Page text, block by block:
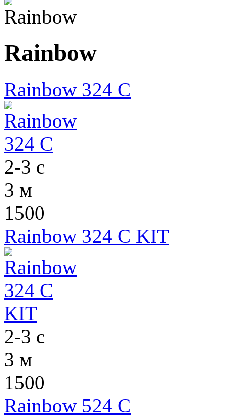
Rainbow
Rainbow 324 C
2-3 с
3 м
1500
Rainbow 324 C KIT
2-3 с
3 м
1500
Rainbow 524 C